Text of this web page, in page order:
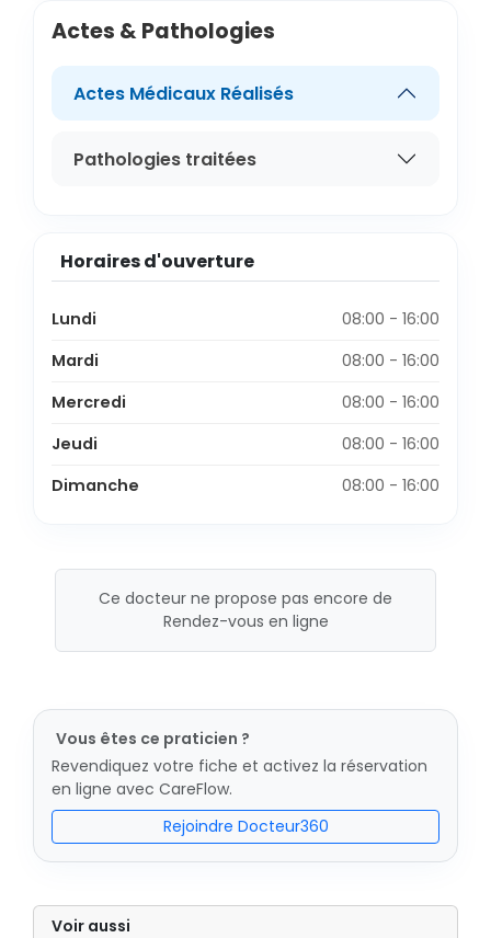
Actes & Pathologies
Actes Médicaux Réalisés
Pathologies traitées
Horaires d'ouverture
Lundi
08:00 - 16:00
Mardi
08:00 - 16:00
Mercredi
08:00 - 16:00
Jeudi
08:00 - 16:00
Dimanche
08:00 - 16:00
Ce docteur ne propose pas encore de
Rendez-vous en ligne
Vous êtes ce praticien ?
Revendiquez votre fiche et activez la réservation
en ligne avec CareFlow.
Rejoindre Docteur360
Voir aussi